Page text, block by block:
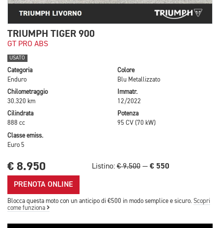
TRIUMPH TIGER 900
GT PRO ABS
USATO
Categoria
Enduro
Colore
Blu Metallizzato
Chilometraggio
30.320 km
Immatr.
12/2022
Cilindrata
888 cc
Potenza
95 CV (70 kW)
Classe emiss.
Euro 5
€ 8.950 Listino:€ 9.500 — € 550
PRENOTA ONLINE
Blocca questa moto con un anticipo di €500 in modo semplice e sicuro. Scopri
come funziona